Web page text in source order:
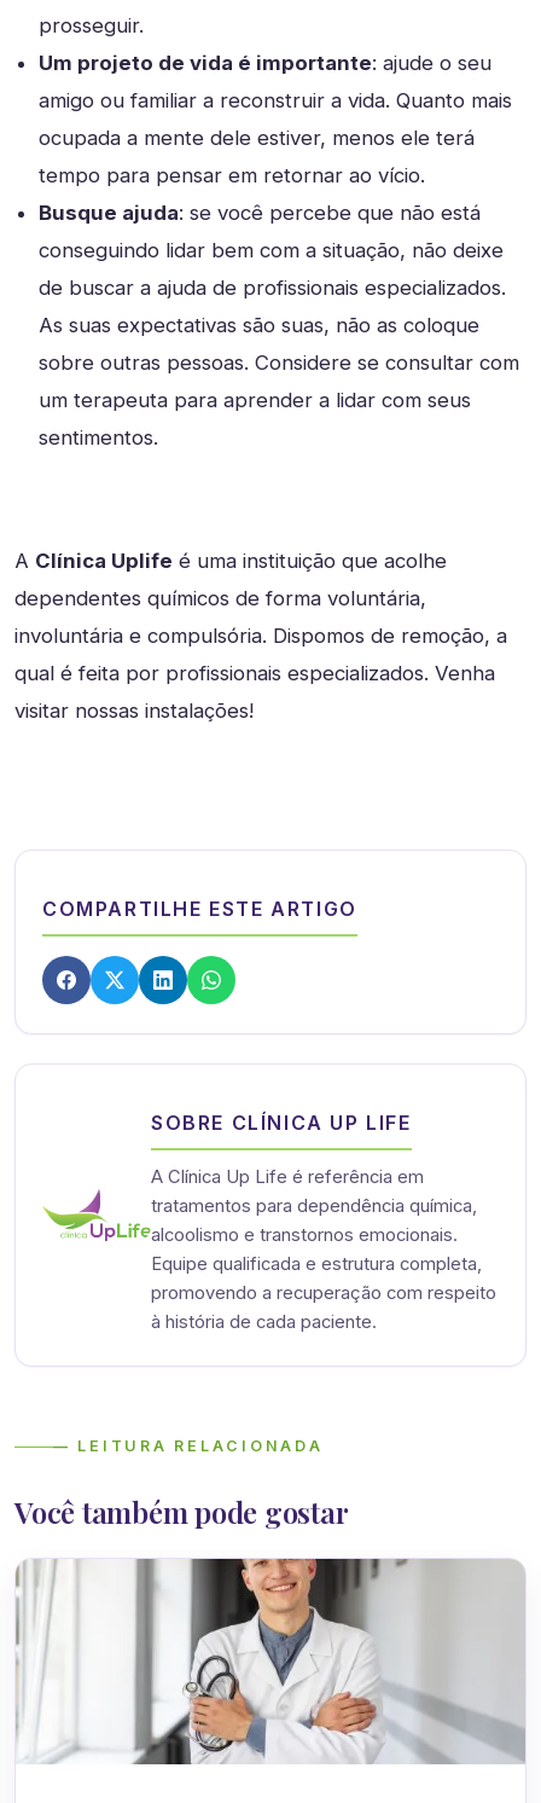
prosseguir.
Um projeto de vida é importante: ajude o seu
amigo ou familiar a reconstruir a vida. Quanto mais
ocupada a mente dele estiver, menos ele terá
tempo para pensar em retornar ao vício.
Busque ajuda: se você percebe que não está
conseguindo lidar bem com a situação, não deixe
de buscar a ajuda de profissionais especializados.
As suas expectativas são suas, não as coloque
sobre outras pessoas. Considere se consultar com
um terapeuta para aprender a lidar com seus
sentimentos.
A Clínica Uplife é uma instituição que acolhe
dependentes químicos de forma voluntária,
involuntária e compulsória. Dispomos de remoção, a
qual é feita por profissionais especializados. Venha
visitar nossas instalações!
COMPARTILHE ESTE ARTIGO
SOBRE CLÍNICA UP LIFE
A Clínica Up Life é referência em
tratamentos para dependência química,
alcoolismo e transtornos emocionais.
Equipe qualificada e estrutura completa,
promovendo a recuperação com respeito
à história de cada paciente.
— LEITURA RELACIONADA
Você também pode gostar